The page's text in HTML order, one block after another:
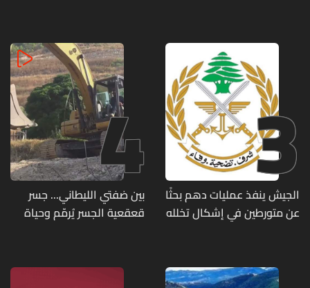
3
الجيش ينفذ عمليات دهم بحثًا
عن متورطين في إشكال تخلله
مزروعة بالماريجوانا
4
بين ضفتي الليطاني... جسر
قعقعية الجسر يُرمّم وحياة